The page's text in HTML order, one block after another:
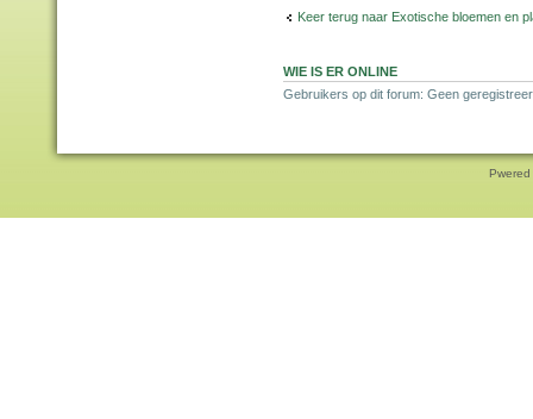
Keer terug naar Exotische bloemen en
WIE IS ER ONLINE
Gebruikers op dit forum: Geen